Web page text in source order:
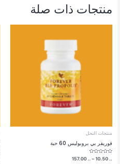
منتجات ذات صلة
منتجات النحل
فوريفر بي بروبوليس 60 حبة
تم
التقييم
10.50 ..
–
157.00 ..
نطاق